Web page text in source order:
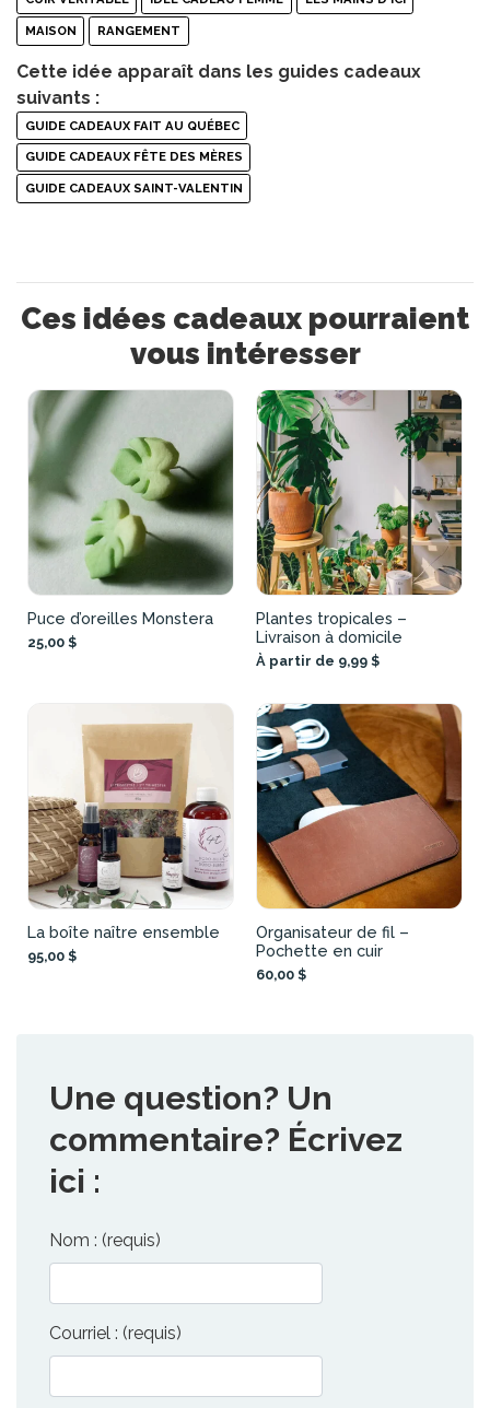
MAISON RANGEMENT
Cette idée apparaît dans les guides cadeaux
suivants :
GUIDE CADEAUX FAIT AU QUÉBEC
GUIDE CADEAUX FÊTE DES MÈRES
GUIDE CADEAUX SAINT-VALENTIN
Ces idées cadeaux pourraient
vous intéresser
Puce d’oreilles Monstera
25,00 $
Plantes tropicales –
Livraison à domicile
À partir de 9,99 $
La boîte naître ensemble
95,00 $
Organisateur de fil –
Pochette en cuir
60,00 $
Une question? Un
commentaire? Écrivez
ici :
Nom : (requis)
Courriel : (requis)